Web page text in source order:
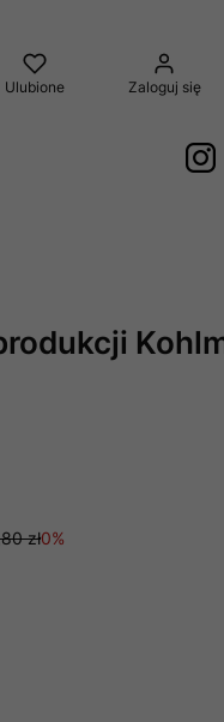
Ulubione Zaloguj się
zł0%